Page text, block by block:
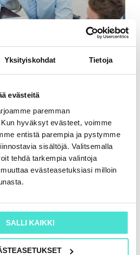
Yksityiskohdat Tietoja
evästeitä
paremman
hyväksyt evästeet, voimme
entistä parempia ja pystymme
sisältöjä. Valitsemalla
tehdä tarkempia valintoja
evästeasetuksiasi milloin
SALLI KAIKKI
mitä jokaisen
ymmärtää?